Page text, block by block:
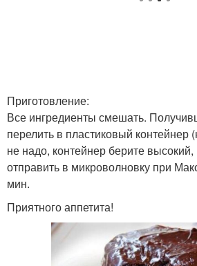
Приготовление:
Все ингредиенты смешать.
перелить в пластиковый контейнер
не надо, контейнер берите высокий,
отправить в микроволновку при
мин.
Приятного аппетита!